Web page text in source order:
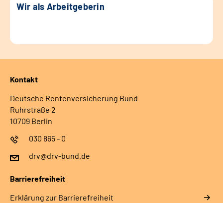
Wir als Arbeitgeberin
Kontakt
Deutsche Rentenversicherung Bund
Ruhrstraße 2
10709 Berlin
030 865 - 0
drv@drv-bund.de
Barrierefreiheit
Erklärung zur Barrierefreiheit